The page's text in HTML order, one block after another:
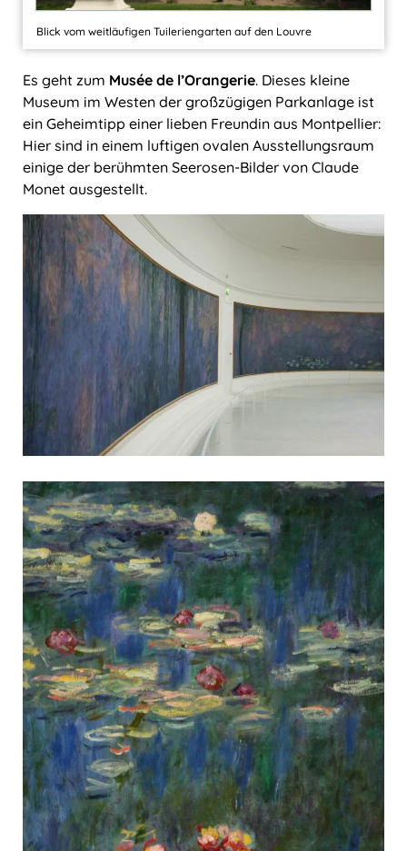
Blick vom weitläufigen Tuileriengarten auf den Louvre
Es geht zum Musée de l’Orangerie. Dieses kleine
Museum im Westen der großzügigen Parkanlage ist
ein Geheimtipp einer lieben Freundin aus Montpellier:
Hier sind in einem luftigen ovalen Ausstellungsraum
einige der berühmten Seerosen-Bilder von Claude
Monet ausgestellt.